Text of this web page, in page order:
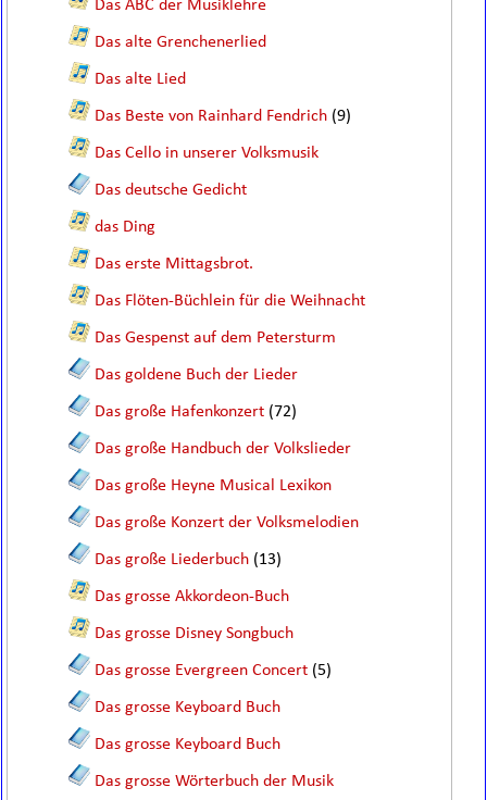
Das ABC der Musiklehre
Das alte Grenchenerlied
Das alte Lied
Das Beste von Rainhard Fendrich (9)
Das Cello in unserer Volksmusik
Das deutsche Gedicht
das Ding
Das erste Mittagsbrot.
Das Flöten-Büchlein für die Weihnacht
Das Gespenst auf dem Petersturm
Das goldene Buch der Lieder
Das große Hafenkonzert (72)
Das große Handbuch der Volkslieder
Das große Heyne Musical Lexikon
Das große Konzert der Volksmelodien
Das große Liederbuch (13)
Das grosse Akkordeon-Buch
Das grosse Disney Songbuch
Das grosse Evergreen Concert (5)
Das grosse Keyboard Buch
Das grosse Keyboard Buch
Das grosse Wörterbuch der Musik